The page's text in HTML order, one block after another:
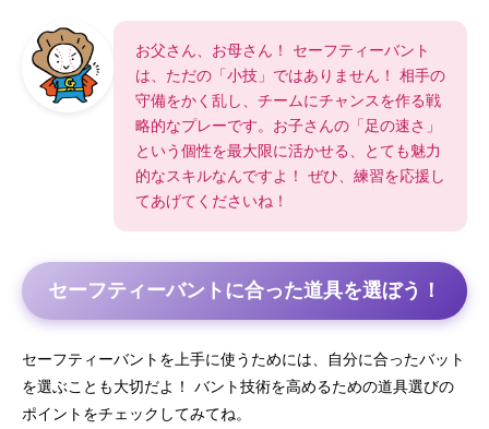
お父さん、お母さん！ セーフティーバント
は、ただの「小技」ではありません！ 相手の
守備をかく乱し、チームにチャンスを作る戦
略的なプレーです。お子さんの「足の速さ」
という個性を最大限に活かせる、とても魅力
的なスキルなんですよ！ ぜひ、練習を応援し
てあげてくださいね！
セーフティーバントに合った道具を選ぼう！
セーフティーバントを上手に使うためには、自分に合ったバット
を選ぶことも大切だよ！ バント技術を高めるための道具選びの
ポイントをチェックしてみてね。